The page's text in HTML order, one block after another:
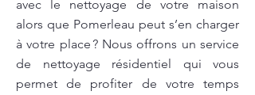
avec le nettoyage de votre maison
alors que Pomerleau peut s’en charger
à votre place ? Nous offrons un service
de nettoyage résidentiel qui vous
permet de profiter de votre temps